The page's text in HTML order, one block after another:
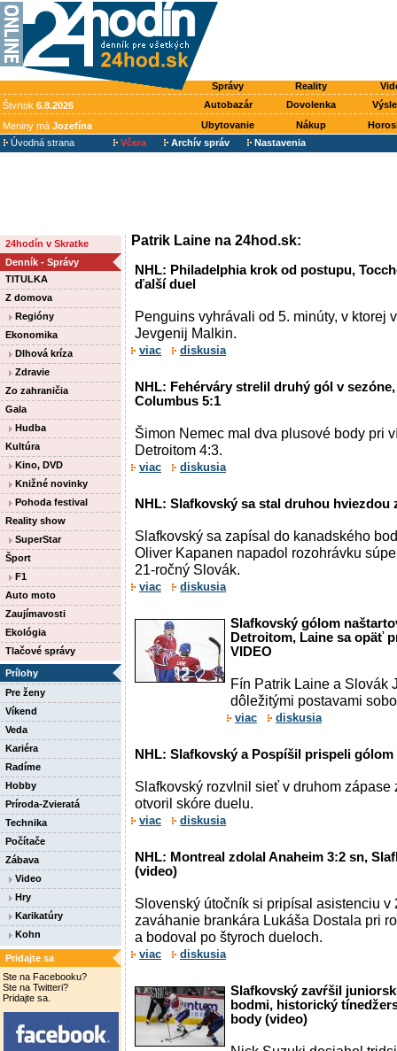
Správy Reality
Štvrtok 6.8.2026 Autobazár Dovolenka
Meniny má Jozefína Ubytovanie Nákup
Úvodná strana
Včera Archív správ Nastavenia
24hodín v Skratke
Denník - Správy
TITULKA
Z domova
Regióny
Ekonomika
Dlhová kríza
Zdravie
Zo zahraničia
Gala
Hudba
Kultúra
Kino, DVD
Knižné novinky
Pohoda festival
Reality show
SuperStar
Šport
F1
Auto moto
Zaujímavosti
Ekológia
Tlačové správy
Prílohy
Pre ženy
Víkend
Veda
Kariéra
Radíme
Hobby
Príroda-Zvieratá
Technika
Počítače
Zábava
Video
Hry
Karikatúry
Kohn
Pridajte sa
Ste na Facebooku?
Ste na Twitteri?
Pridajte sa.
Patrik Laine na 24hod.sk:
NHL: Philadelphia krok od postupu,
ďalší duel
Penguins vyhrávali od 5. minúty, v ktorej
Jevgenij Malkin.
viac diskusia
NHL: Fehérváry strelil druhý gól v
Columbus 5:1
Šimon Nemec mal dva plusové body pri
Detroitom 4:3.
viac diskusia
NHL: Slafkovský sa stal druhou hviezdou
Slafkovský sa zapísal do kanadského
Oliver Kapanen napadol rozohrávku
21-ročný Slovák.
viac diskusia
Slafkovský gólom
Detroitom, Laine sa opäť
VIDEO
Fín Patrik Laine a Slovák
dôležitými postavami
viac diskusia
NHL: Slafkovský a Pospíšil prispeli
Slafkovský rozvlnil sieť v druhom zápase
otvoril skóre duelu.
viac diskusia
NHL: Montreal zdolal Anaheim 3:2 sn,
(video)
Slovenský útočník si pripísal asistenciu v
zaváhanie brankára Lukáša Dostala pri
a bodoval po štyroch dueloch.
viac diskusia
Slafkovský zavŕšil
bodmi, historický
body (video)